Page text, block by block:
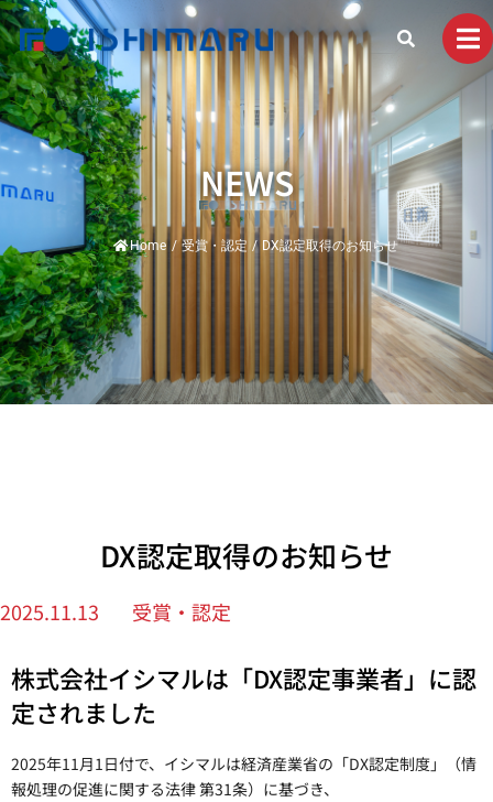
NEWS
Home / 受賞・認定 / DX認定取得のお知らせ
DX認定取得のお知らせ
2025.11.13 受賞・認定
株式会社イシマルは「DX認定事業者」に認
定されました
2025年11月1日付で、イシマルは経済産業省の「DX認定制度」（情
報処理の促進に関する法律 第31条）に基づき、